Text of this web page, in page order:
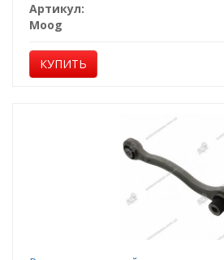
Артикул:
Moog
КУПИТЬ